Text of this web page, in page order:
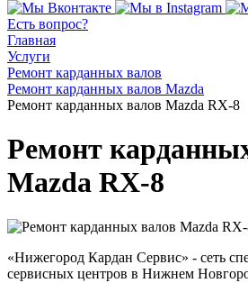
Есть вопрос?
Главная
Услуги
Ремонт карданных валов
Ремонт карданных валов Mazda
Ремонт карданных валов Mazda RX-8
Ремонт
Mazda RX-8
«Нижегород Кардан Сервис» - сеть
сервисных центров в Нижнем